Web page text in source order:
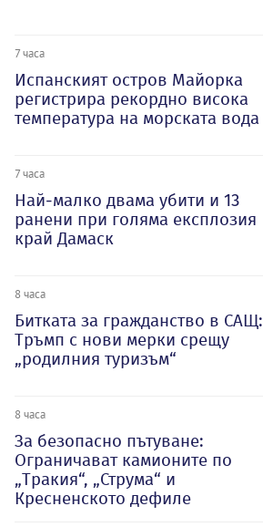
7 часа
Испанският остров Майорка
регистрира рекордно висока
температура на морската вода
7 часа
Най-малко двама убити и 13
ранени при голяма експлозия
край Дамаск
8 часа
Битката за гражданство в САЩ:
Тръмп с нови мерки срещу
„родилния туризъм“
8 часа
За безопасно пътуване:
Ограничават камионите по
„Тракия“, „Струма“ и
Кресненското дефиле